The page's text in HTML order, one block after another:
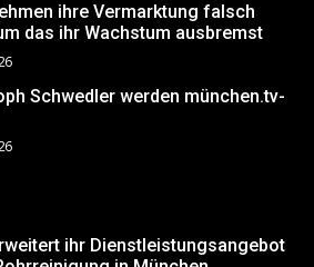
ihre Vermarktung falsch
das ihr Wachstum ausbremst
Schwedler werden münchen.tv-
ihr Dienstleistungsangebot